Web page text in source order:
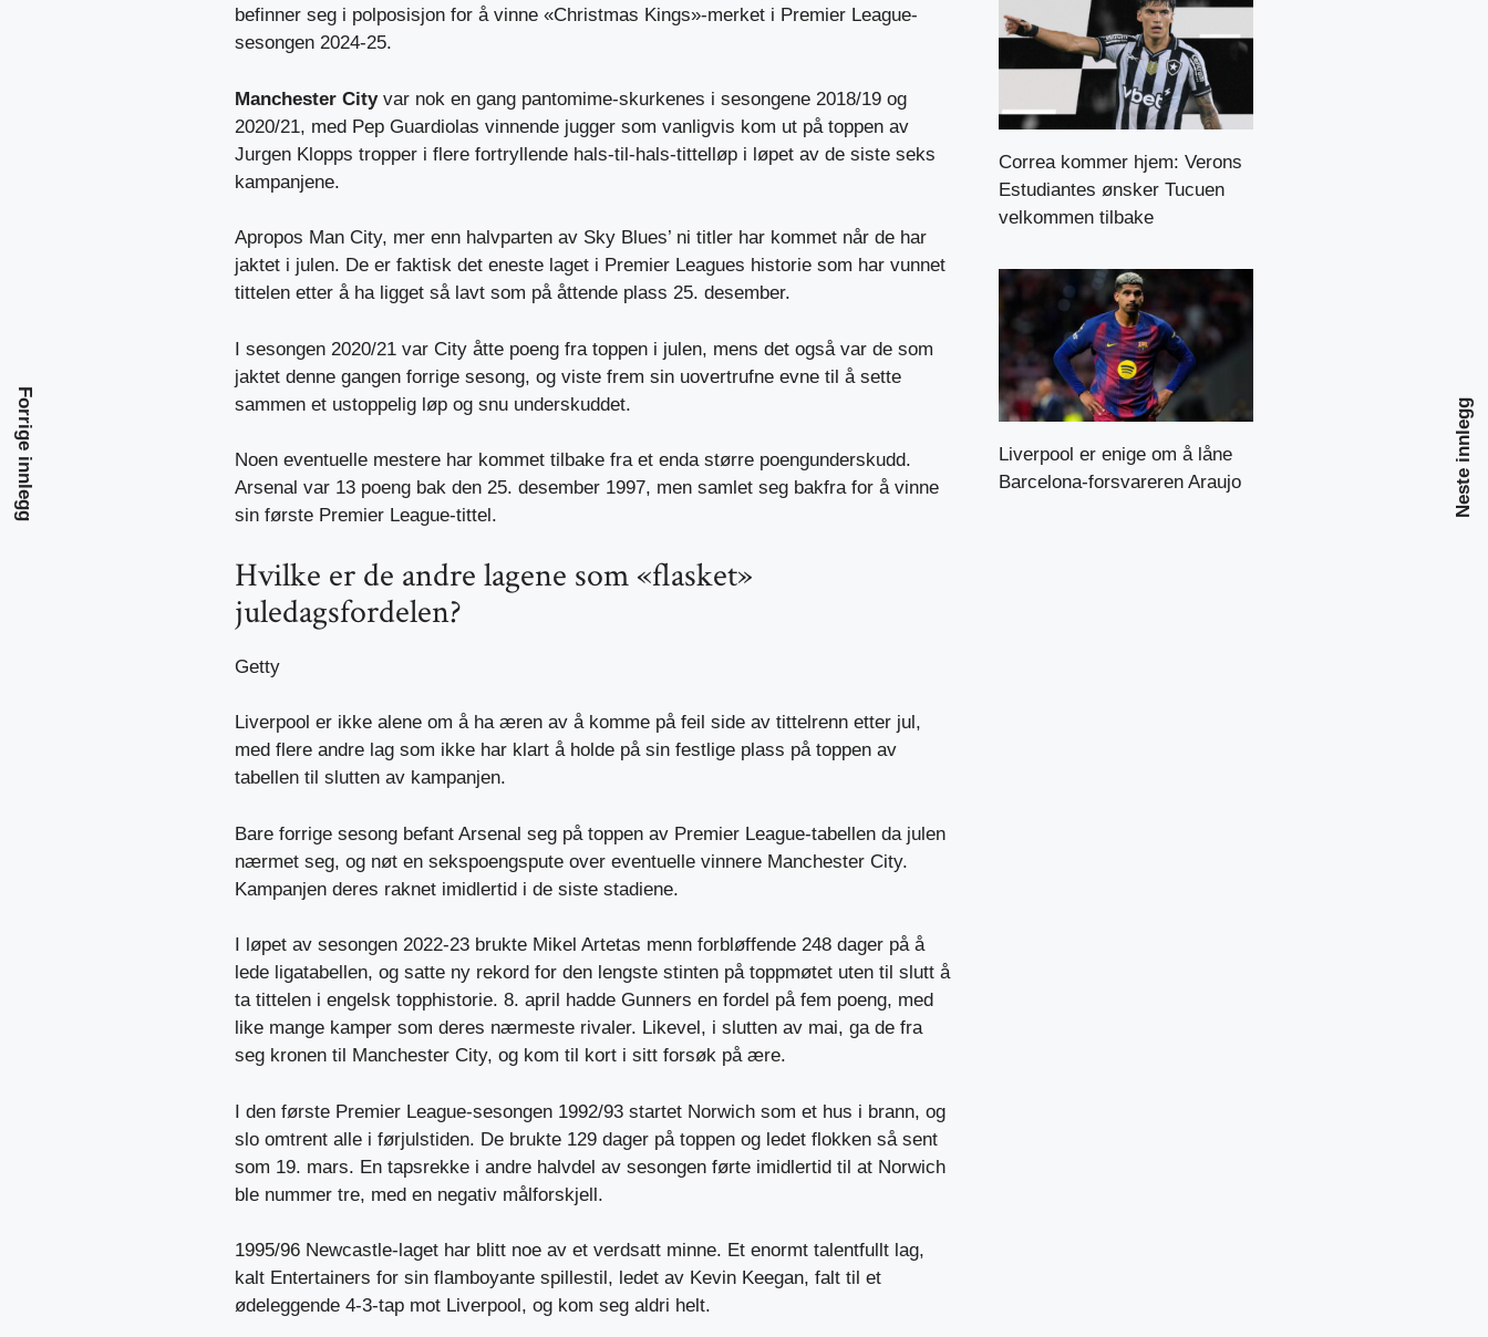
befinner seg i polposisjon for å vinne «Christmas Kings»-merket i Premier League-
sesongen 2024-25.
Manchester Cityvar nok en gang pantomime-skurkenes i sesongene 2018/19 og
2020/21, med Pep Guardiolas vinnende jugger som vanligvis kom ut på toppen av
Jurgen Klopps tropper i flere fortryllende hals-til-hals-tittelløp i løpet av de siste seks
kampanjene.
Apropos Man City, mer enn halvparten av Sky Blues’ ni titler har kommet når de har
jaktet i julen. De er faktisk det eneste laget i Premier Leagues historie som har vunnet
tittelen etter å ha ligget så lavt som på åttende plass 25. desember.
I sesongen 2020/21 var City åtte poeng fra toppen i julen, mens det også var de som
jaktet denne gangen forrige sesong, og viste frem sin uovertrufne evne til å sette
sammen et ustoppelig løp og snu underskuddet.
Noen eventuelle mestere har kommet tilbake fra et enda større poengunderskudd.
Arsenal var 13 poeng bak den 25. desember 1997, men samlet seg bakfra for å vinne
sin første Premier League-tittel.
Hvilke er de andre lagene som «flasket»
juledagsfordelen?
Getty
Liverpool er ikke alene om å ha æren av å komme på feil side av tittelrenn etter jul,
med flere andre lag som ikke har klart å holde på sin festlige plass på toppen av
tabellen til slutten av kampanjen.
Bare forrige sesong befant Arsenal seg på toppen av Premier League-tabellen da julen
nærmet seg, og nøt en sekspoengspute over eventuelle vinnere Manchester City.
Kampanjen deres raknet imidlertid i de siste stadiene.
I løpet av sesongen 2022-23 brukte Mikel Artetas menn forbløffende 248 dager på å
lede ligatabellen, og satte ny rekord for den lengste stinten på toppmøtet uten til slutt å
ta tittelen i engelsk topphistorie. 8. april hadde Gunners en fordel på fem poeng, med
like mange kamper som deres nærmeste rivaler. Likevel, i slutten av mai, ga de fra
seg kronen til Manchester City, og kom til kort i sitt forsøk på ære.
I den første Premier League-sesongen 1992/93 startet Norwich som et hus i brann, og
slo omtrent alle i førjulstiden. De brukte 129 dager på toppen og ledet flokken så sent
som 19. mars. En tapsrekke i andre halvdel av sesongen førte imidlertid til at Norwich
ble nummer tre, med en negativ målforskjell.
1995/96 Newcastle-laget har blitt noe av et verdsatt minne. Et enormt talentfullt lag,
kalt Entertainers for sin flamboyante spillestil, ledet av Kevin Keegan, falt til et
ødeleggende 4-3-tap mot Liverpool, og kom seg aldri helt.
Forrige innlegg Neste innlegg
Correa kommer hjem: Verons
Estudiantes ønsker Tucuen
velkommen tilbake
Liverpool er enige om å låne
Barcelona-forsvareren Araujo